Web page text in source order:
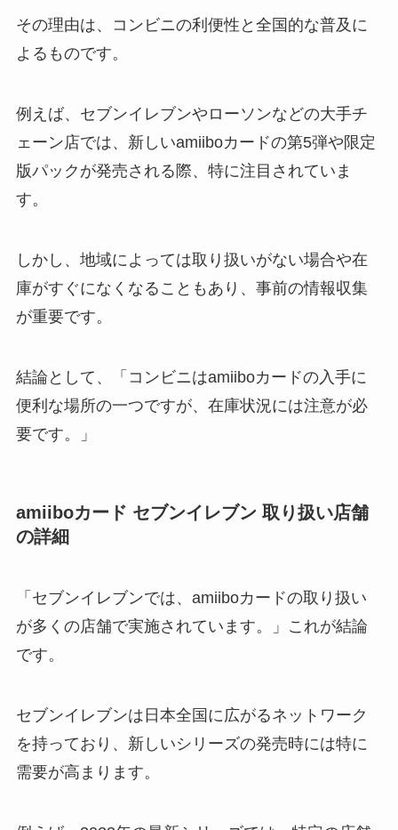
その理由は、コンビニの利便性と全国的な普及に
よるものです。
例えば、セブンイレブンやローソンなどの大手チ
ェーン店では、新しいamiiboカードの第5弾や限定
版パックが発売される際、特に注目されていま
す。
しかし、地域によっては取り扱いがない場合や在
庫がすぐになくなることもあり、事前の情報収集
が重要です。
結論として、「コンビニはamiiboカードの入手に
便利な場所の一つですが、在庫状況には注意が必
要です。」
amiiboカード セブンイレブン 取り扱い店舗
の詳細
「セブンイレブンでは、amiiboカードの取り扱い
が多くの店舗で実施されています。」これが結論
です。
セブンイレブンは日本全国に広がるネットワーク
を持っており、新しいシリーズの発売時には特に
需要が高まります。